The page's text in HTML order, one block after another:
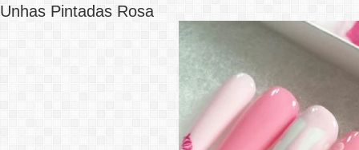
Unhas Pintadas Rosa